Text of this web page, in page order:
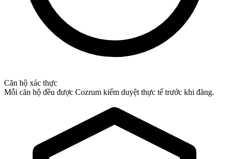
Căn hộ xác thực
Mỗi căn hộ đều được Cozrum kiểm duyệt thực tế trước khi đăng.